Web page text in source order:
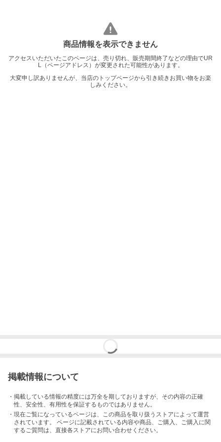
商品情報を表示できません
アクセスいただいたこのページは、売り切れ、販売期間終了などの理由でUR
L（ページアドレス）が変更された可能性があります。
大変申し訳ありませんが、当店のトップページから引き続きお買い物をお楽
しみください。
掲載情報について
・掲載している情報の精度には万全を期しておりますが、その内容の正確
性、安全性、有用性を保証するものではありません。
・現在ご覧になっているページは、この商品を取り扱うストアによって運営
されています。 ページに記載されている内容や商品、ご購入 、ご購入に関
するご質問は、直接各ストアにお問い合わせください。